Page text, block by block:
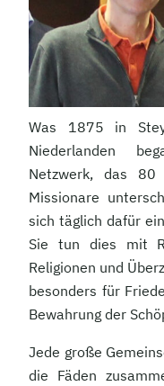
Was 1875 in
Niederlanden
Netzwerk, das 80
Missionare
sich täglich dafür
Sie tun dies mit
Religionen und
besonders für
Bewahrung der
Jede große
die Fäden